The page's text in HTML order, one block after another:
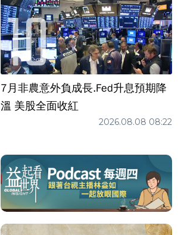
7月非農意外負成長.Fed升息預期降
溫 美股全面收紅
2026.08.08 08:22